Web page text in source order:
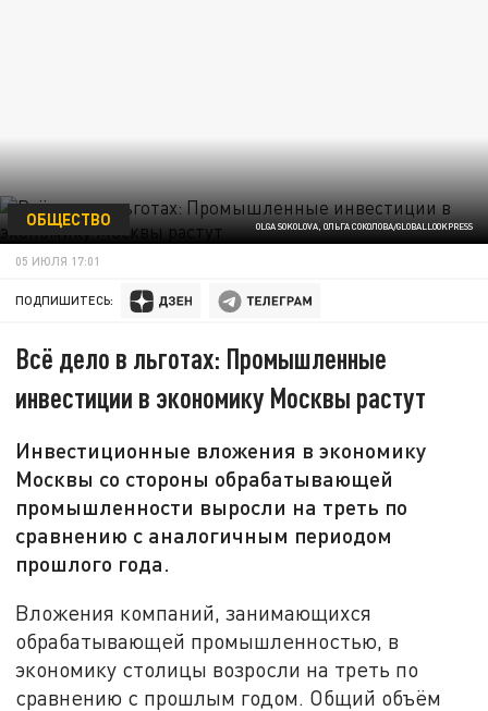
OLGA SOKOLOVA, ОЛЬГА СОКОЛОВА/GLOBALLOOKPRESS
ОБЩЕСТВО
05 ИЮЛЯ 17:01
ПОДПИШИТЕСЬ:
Всё дело в льготах: Промышленные
инвестиции в экономику Москвы растут
Инвестиционные вложения в экономику
Москвы со стороны обрабатывающей
промышленности выросли на треть по
сравнению с аналогичным периодом
прошлого года.
Вложения компаний, занимающихся
обрабатывающей промышленностью, в
экономику столицы возросли на треть по
сравнению с прошлым годом. Общий объём